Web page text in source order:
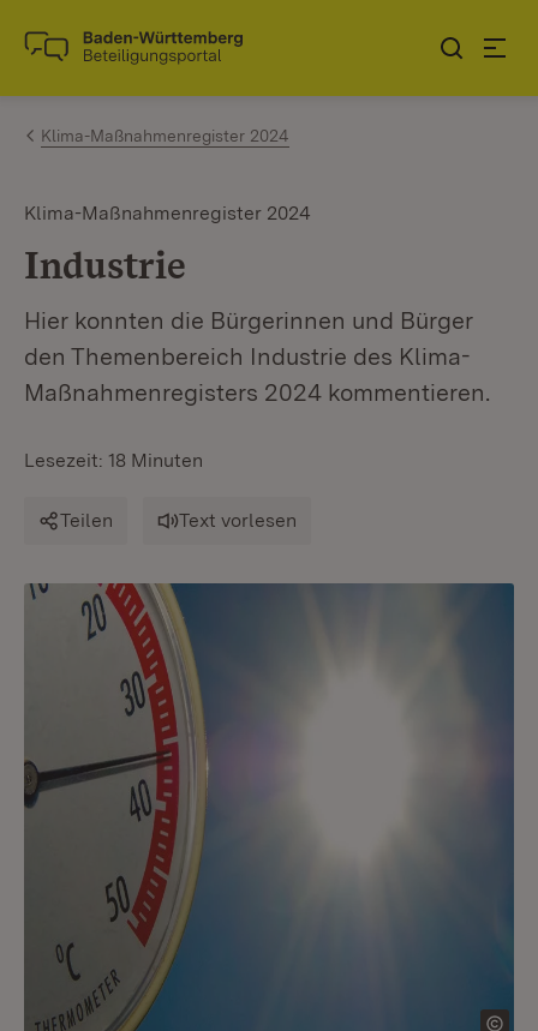
Zum Inhalt springen
Link zur Startseite
Klima-Maßnahmenregister 2024
Klima-Maßnahmenregister 2024
Industrie
Hier konnten die Bürgerinnen und Bürger
den Themenbereich Industrie des Klima-
Maßnahmenregisters 2024 kommentieren.
Lesezeit: 18 Minuten
Teilen Text vorlesen